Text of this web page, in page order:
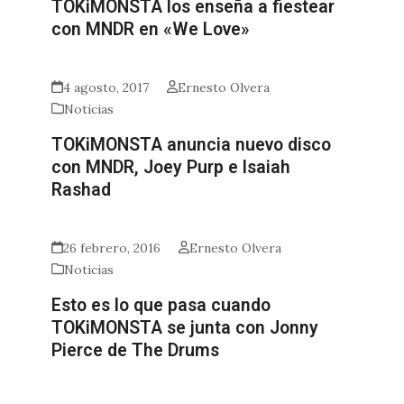
TOKiMONSTA los enseña a fiestear
con MNDR en «We Love»
4 agosto, 2017
Ernesto Olvera
Noticias
TOKiMONSTA anuncia nuevo disco
con MNDR, Joey Purp e Isaiah
Rashad
26 febrero, 2016
Ernesto Olvera
Noticias
Esto es lo que pasa cuando
TOKiMONSTA se junta con Jonny
Pierce de The Drums